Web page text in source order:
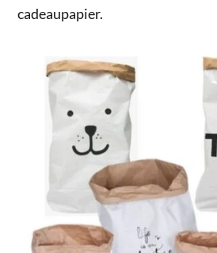
cadeaupapier.